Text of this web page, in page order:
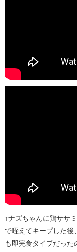
↑ナズちゃんに鶏ササ
で咥えてキープした後
も即完食タイプだっ